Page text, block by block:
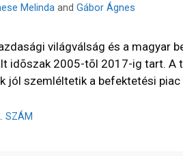
Melinda and Gábor Ágnes
világválság és a
idõszak 2005-tõl 2017-ig tart. A
jól szemléltetik a befektetési
SZÁM